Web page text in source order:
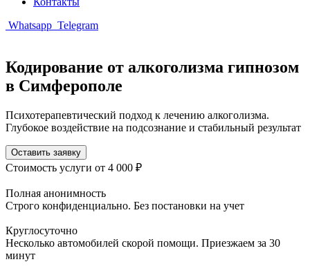
Whatsapp Telegram
Кодирование от алкоголизма гипнозом
в Симферополе
Психотерапевтический подход к лечению алкоголизма.
Глубокое воздействие на подсознание и стабильный результат
Оставить заявку
Стоимость услуги от 4 000 ₽
Полная анонимность
Строго конфиденциально. Без постановки на учет
Круглосуточно
Несколько автомобилей скорой помощи. Приезжаем за 30
минут